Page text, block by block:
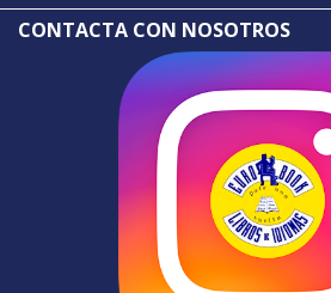
CONTACTA CON NOSOTROS